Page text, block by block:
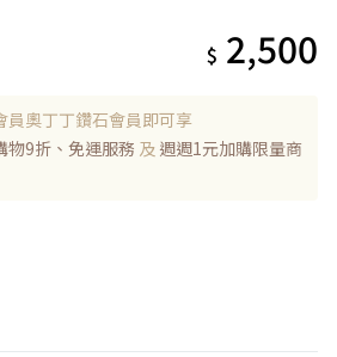
$ 2,500
員奧丁丁鑽石會員即可享
物9折、免運服務 及 週週1元加購限量商